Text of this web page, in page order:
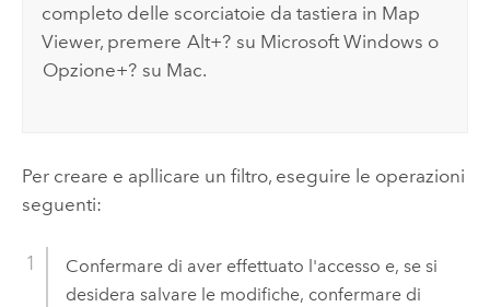
completo delle scorciatoie da tastiera in Map
Viewer, premere Alt+? su Microsoft Windows o
Opzione+? su Mac.
Per creare e apllicare un filtro, eseguire le operazioni
seguenti:
Confermare di aver effettuato l'accesso e, se si
desidera salvare le modifiche, confermare di